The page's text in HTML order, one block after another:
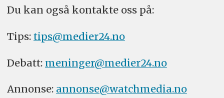
Du kan også kontakte oss på:
Tips: tips@medier24.no
Debatt: meninger@medier24.no
Annonse: annonse@watchmedia.no